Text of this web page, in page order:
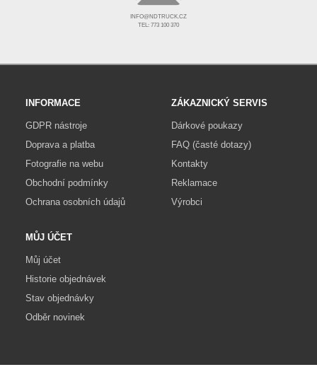
INFO@NDTRUCK.CZ
TEL: 773 100 370
INFORMACE
GDPR nástroje
Doprava a platba
Fotografie na webu
Obchodní podmínky
Ochrana osobních údajů
ZÁKAZNICKÝ SERVIS
Dárkové poukazy
FAQ (časté dotazy)
Kontakty
Reklamace
Výrobci
MŮJ ÚČET
Můj účet
Historie objednávek
Stav objednávky
Odběr novinek